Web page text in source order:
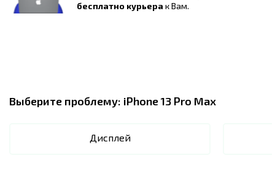
бесплатно курьера к Вам.
Выберите проблему: iPhone 13 Pro Max
Дисплей